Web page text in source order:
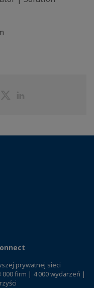
ShareShare
prywatnej sieci
firm | 4 000 wydarzeń |